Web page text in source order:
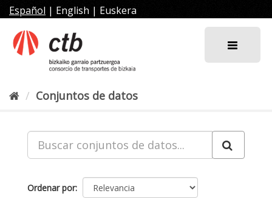
al
contenido
Español | English | Euskera
Conjuntos de datos
Ordenar por